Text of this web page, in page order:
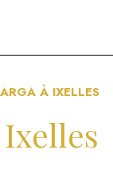
À IXELLES